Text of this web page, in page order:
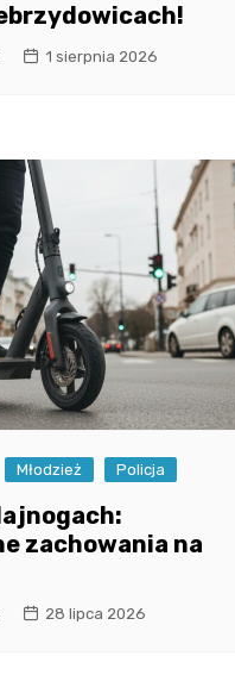
1 sierpnia 2026
Młodzież Policja
zachowania na
28 lipca 2026